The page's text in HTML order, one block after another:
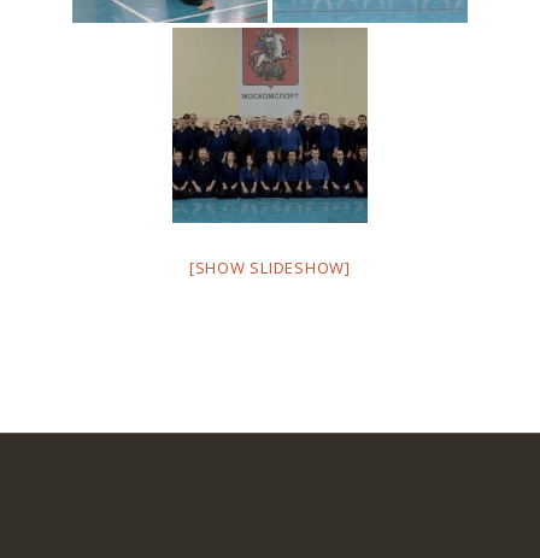
[SHOW SLIDESHOW]